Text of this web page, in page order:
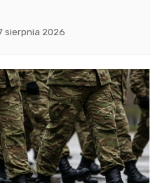
sierpnia 2026